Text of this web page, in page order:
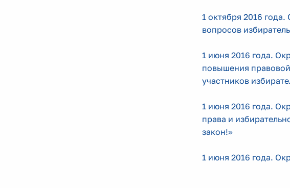
1 октября 2016
вопросов
1 июня 2016 года.
повышения
участников
1 июня 2016 года.
права и
закон!»
1 июня 2016 года.